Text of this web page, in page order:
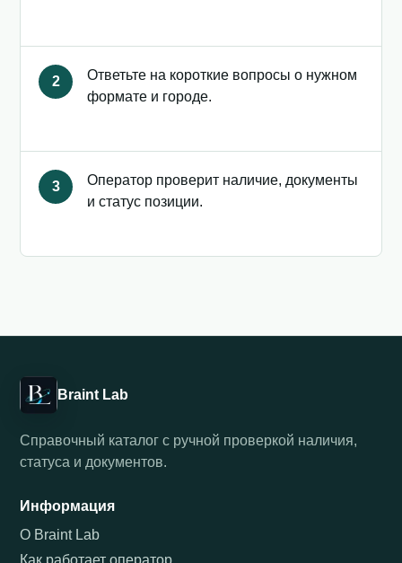
2
Ответьте на короткие вопросы о нужном
формате и городе.
3
Оператор проверит наличие, документы
и статус позиции.
Braint Lab
Справочный каталог с ручной проверкой наличия,
статуса и документов.
Информация
О Braint Lab
Как работает оператор